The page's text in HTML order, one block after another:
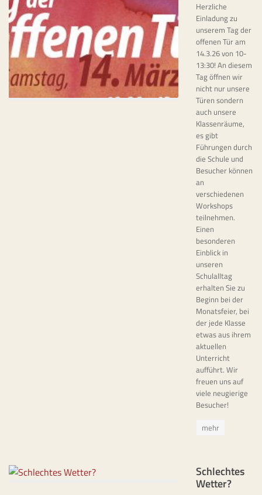
Herzliche
Einladung zu
unserem Tag der
offenen Tür am
14.3.26 von 10-
13:30! An diesem
Tag öffnen wir
nicht nur unsere
Türen sondern
auch unsere
Klassenräume,
es gibt
Führungen durch
die Schule und
Besucher können
an
verschiedenen
Workshops
teilnehmen.
Einen
besonderen
Einblick in
unseren
Schulalltag
erhalten Sie zu
Beginn bei der
Monatsfeier, bei
der jede Klasse
etwas aus ihrem
aktuellen
Unterricht
aufführt. Wir
freuen uns auf
viele neugierige
Besucher!
mehr
Schlechtes
Wetter?